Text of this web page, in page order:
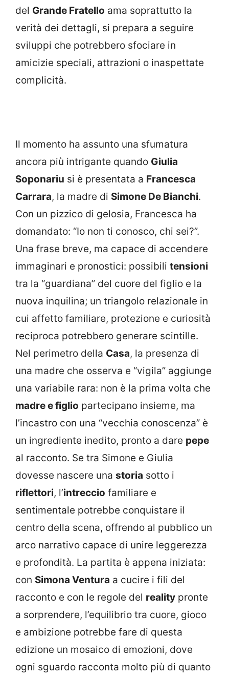
del Grande Fratello ama soprattutto la
verità dei dettagli, si prepara a seguire
sviluppi che potrebbero sfociare in
amicizie speciali, attrazioni o inaspettate
complicità.
Il momento ha assunto una sfumatura
ancora più intrigante quando Giulia
Soponariu si è presentata a Francesca
Carrara, la madre di Simone De Bianchi.
Con un pizzico di gelosia, Francesca ha
domandato: “Io non ti conosco, chi sei?”.
Una frase breve, ma capace di accendere
immaginari e pronostici: possibili tensioni
tra la “guardiana” del cuore del figlio e la
nuova inquilina; un triangolo relazionale in
cui affetto familiare, protezione e curiosità
reciproca potrebbero generare scintille.
Nel perimetro della Casa, la presenza di
una madre che osserva e “vigila” aggiunge
una variabile rara: non è la prima volta che
madre e figlio partecipano insieme, ma
l’incastro con una “vecchia conoscenza” è
un ingrediente inedito, pronto a dare pepe
al racconto. Se tra Simone e Giulia
dovesse nascere una storia sotto i
riflettori, l’intreccio familiare e
sentimentale potrebbe conquistare il
centro della scena, offrendo al pubblico un
arco narrativo capace di unire leggerezza
e profondità. La partita è appena iniziata:
con Simona Ventura a cucire i fili del
racconto e con le regole del reality pronte
a sorprendere, l’equilibrio tra cuore, gioco
e ambizione potrebbe fare di questa
edizione un mosaico di emozioni, dove
ogni sguardo racconta molto più di quanto